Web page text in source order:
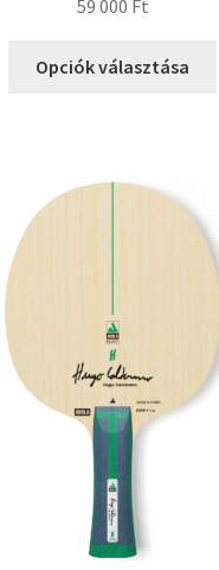
59 000 Ft
Opciók választása